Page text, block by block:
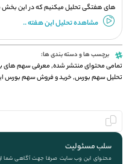
های هفتگی تحلیل میکنیم که در این بخش
مشاهده تحلیل این هفته ..
برچسب ها و دسته بندی ها:
تمامی محتوای منتشر شده,معرفی سهم های
تحلیل سهم بورس,خرید و فروش سهم بورس
سلب مسئولیت
محتوای این وب سایت صرفا جهت آگاهی شما از